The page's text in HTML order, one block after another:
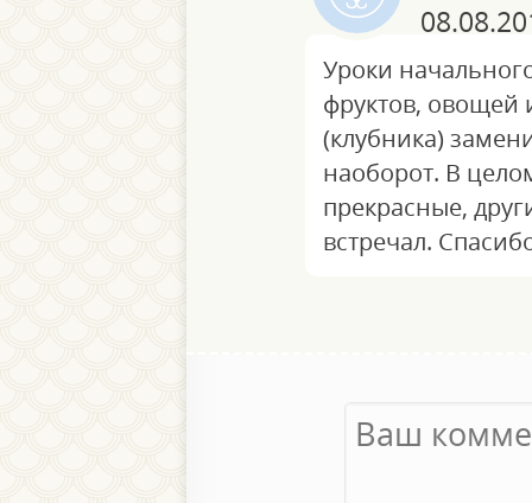
Уроки
фруктов, овощей
(клубника)
наоборот. В
прекрасные,
встречал.